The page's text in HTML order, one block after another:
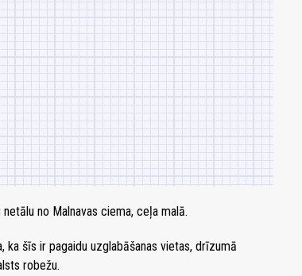
no Malnavas ciema, ceļa malā.
ka šīs ir pagaidu uzglabāšanas vietas, drīzumā
robežu.